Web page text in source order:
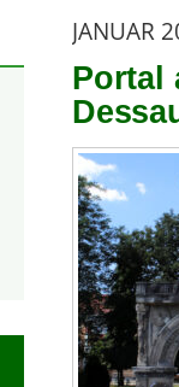
JANUAR
Portal